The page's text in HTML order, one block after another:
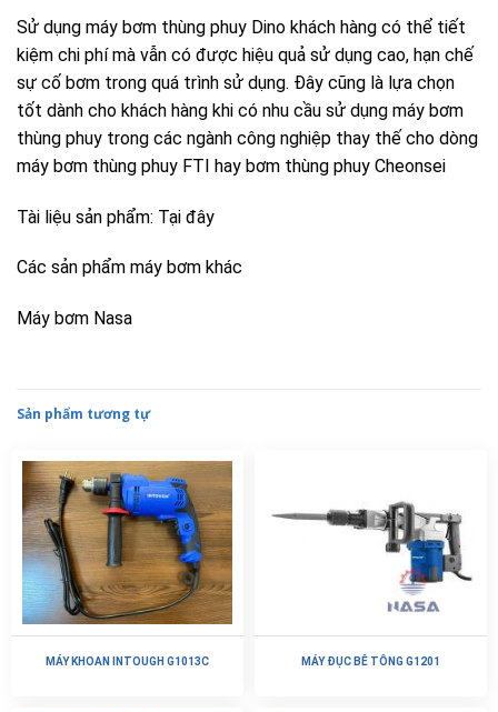
Sử dụng máy bơm thùng phuy Dino khách hàng có thể tiết
kiệm chi phí mà vẫn có được hiệu quả sử dụng cao, hạn chế
sự cố bơm trong quá trình sử dụng. Đây cũng là lựa chọn
tốt dành cho khách hàng khi có nhu cầu sử dụng máy bơm
thùng phuy trong các ngành công nghiệp thay thế cho dòng
máy bơm thùng phuy FTI hay bơm thùng phuy Cheonsei
Tài liệu sản phẩm: Tại đây
Các sản phẩm máy bơm khác
Máy bơm Nasa
Sản phẩm tương tự
MÁY KHOAN INTOUGH G1013C MÁY ĐỤC BÊ TÔNG G1201